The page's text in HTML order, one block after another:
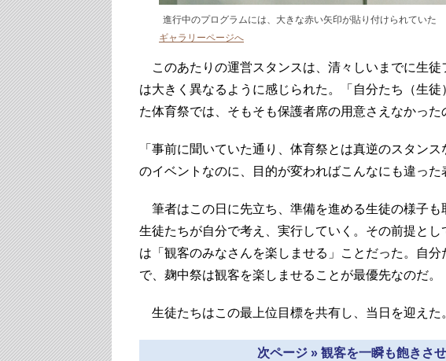
進行中のプログラムには、大きな赤い矢印が貼り付けられていた
ギャラリーページへ
このあたりの運営スタンスは、清々しいまでに生徒
は大きく異なるように感じられた。「自分たち（生
た体育祭では、そもそも保護者席の用意さえなかった
「事前に聞いていた通り、体育祭とは真逆のスタン
のイベントなのに、目的が変わればこんなにも違った
筆者はこの日に先立ち、準備を進める生徒の様子も
生徒たちが自分で考え、実行していく。その前提と
は「観客のみなさんを楽しませる」ことだった。自
で、麹中祭は観客を楽しませることが最優先なのだ。
生徒たちはこの最上位目標を共有し、当日を迎えた
次ページ » 観客を一瞬も飽きさ